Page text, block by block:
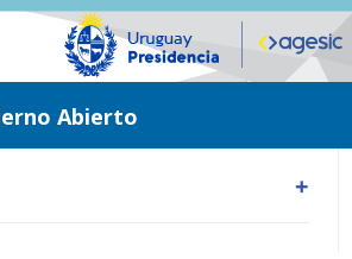
Abierto
+